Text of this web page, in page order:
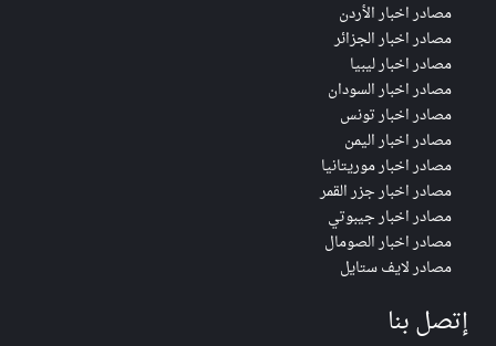
مصادر اخبار الأردن
مصادر اخبار الجزائر
مصادر اخبار ليبيا
مصادر اخبار السودان
مصادر اخبار تونس
مصادر اخبار اليمن
مصادر اخبار موريتانيا
مصادر اخبار جزر القمر
مصادر اخبار جيبوتي
مصادر اخبار الصومال
مصادر لايف ستايل
إتصل بنا